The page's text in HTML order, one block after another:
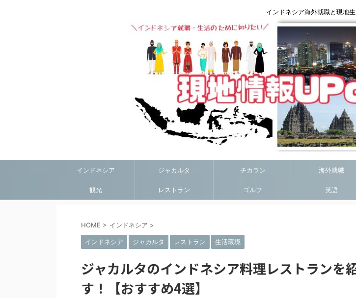
インドネシア海外就職と現地
インドネシア ジャカルタ チカラン 海外就職
観光 レストラン ゴルフ 英語
HOME > インドネシア >
インドネシア ジャカルタ レストラン 生活環境
ジャカルタのインドネシア料理レストランを
す！【おすすめ4選】